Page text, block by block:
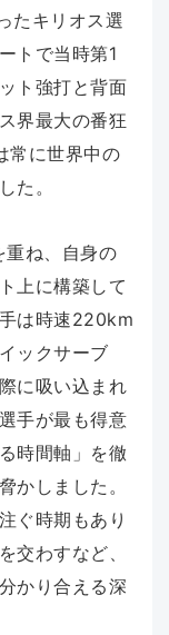
たキリオス選
トで当時第1
ト強打と背面
界最大の番狂
常に世界中の
た。
重ね、自身の
上に構築して
は時速220km
ックサーブ
に吸い込まれ
手が最も得意
時間軸」を徹
かしました。
ぐ時期もあり
交わすなど、
かり合える深